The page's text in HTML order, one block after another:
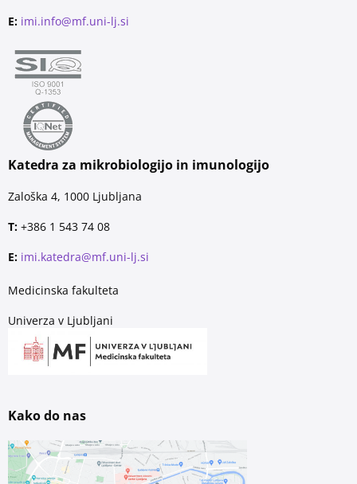
E: imi.info@mf.uni-lj.si
Katedra za mikrobiologijo in imunologijo
Zaloška 4, 1000 Ljubljana
T: +386 1 543 74 08
E: imi.katedra@mf.uni-lj.si
Medicinska fakulteta
Univerza v Ljubljani
Kako do nas